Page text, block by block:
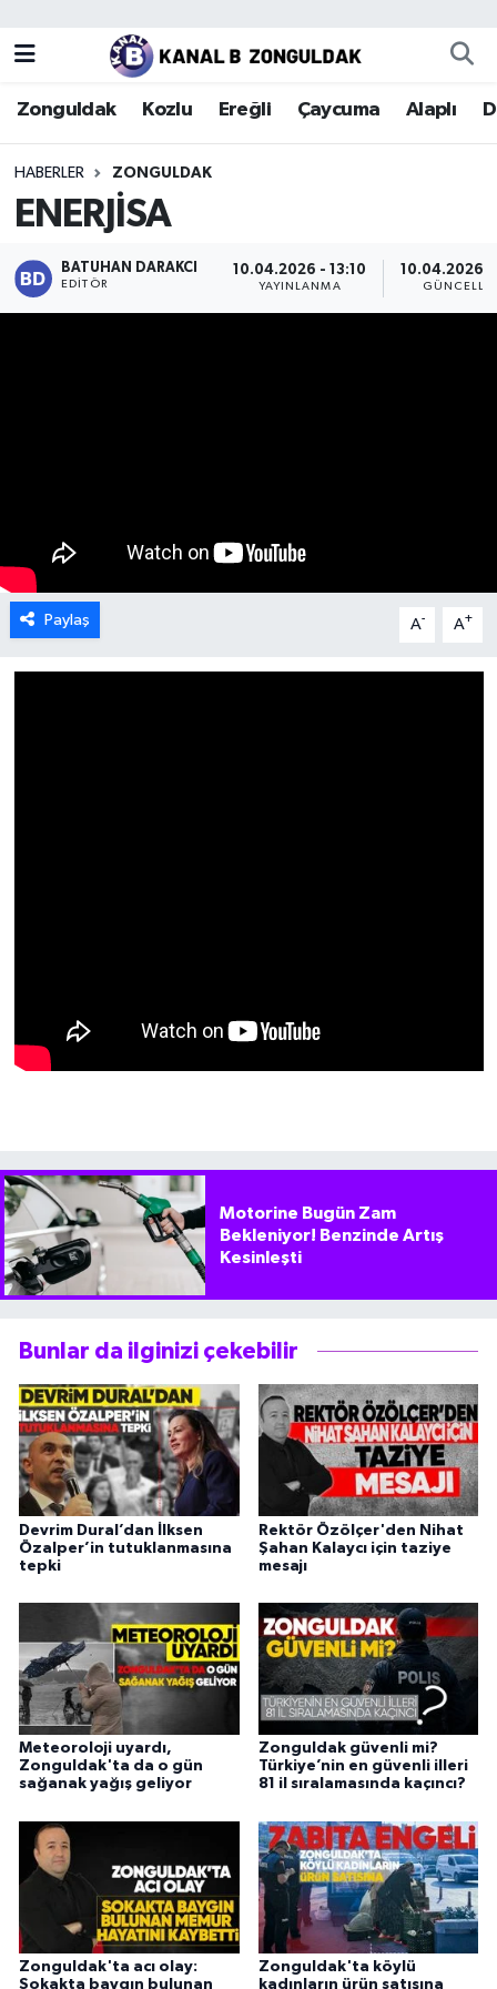
Zonguldak Kozlu Ereğli Çaycuma Alaplı
HABERLER ZONGULDAK
ENERJİSA
BATUHAN DARAKCI
EDITÖR
10.04.2026 - 13:10
YAYINLANMA
10.04.2026 -
Paylaş A- A+
Motorine Bugün Zam
Bekleniyor! Benzinde Artış
Kesinleşti
Bunlar da ilginizi çekebilir
Devrim Dural’dan İlksen
Özalper’in tutuklanmasına
tepki
Rektör Özölçer'den Nihat
Şahan Kalaycı için taziye
mesajı
Meteoroloji uyardı,
Zonguldak'ta da o gün
sağanak yağış geliyor
Zonguldak güvenli mi?
Türkiye’nin en güvenli illeri
81 il sıralamasında kaçıncı?
Zonguldak'ta acı olay:
Sokakta baygın bulunan
Zonguldak'ta köylü
kadınların ürün satışına
Zonguldak
Kozlu
Ereğli
Alaplı
Spor
Zonguldak Nöbetçi Eczaneler
Zonguldak Hava Durumu
Zonguldak Trafik Yoğunluk Haritası
Tüm Manşetler